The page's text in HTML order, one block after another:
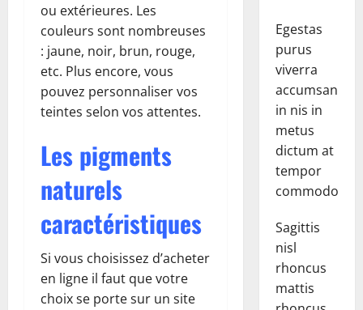
ou extérieures. Les
couleurs sont nombreuses
: jaune, noir, brun, rouge,
etc. Plus encore, vous
pouvez personnaliser vos
teintes selon vos attentes.
Les pigments
naturels
caractéristiques
Si vous choisissez d’acheter
en ligne il faut que votre
choix se porte sur un site
Egestas
purus
viverra
accumsan
in nis in
metus
dictum at
tempor
commodo.
Sagittis
nisl
rhoncus
mattis